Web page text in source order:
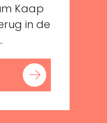
Kaap
in de